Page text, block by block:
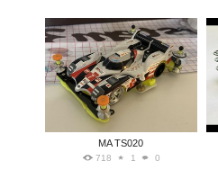
MA TS020
718 1 0